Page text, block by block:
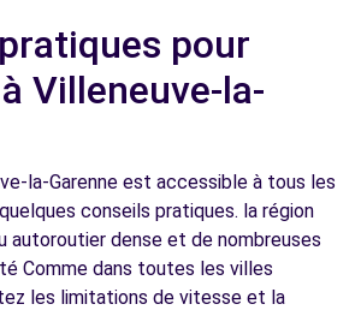
pour
Villeneuve-la-
la-Garenne est accessible à tous les
conseils pratiques. la région
autoroutier dense et de nombreuses
Comme dans toutes les villes
les limitations de vitesse et la